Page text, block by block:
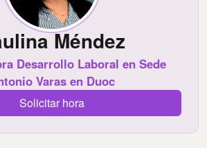
Méndez
Desarrollo Laboral en Sede
Varas en Duoc
Solicitar hora